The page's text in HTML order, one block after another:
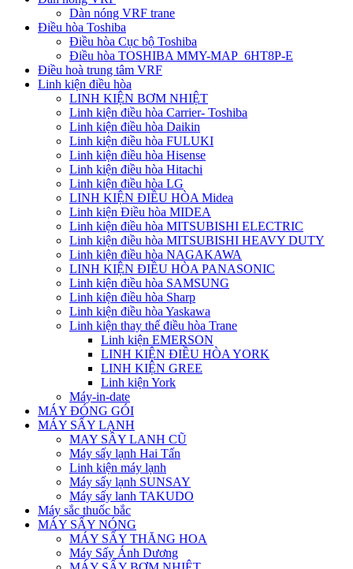
Dàn nóng VRF trane
Điều hòa Toshiba
Điều hòa Cục bộ Toshiba
Điều hòa TOSHIBA MMY-MAP_6HT8P-E
Điều hoà trung tâm VRF
Linh kiện điều hòa
LINH KIỆN BƠM NHIỆT
Linh kiện điều hòa Carrier- Toshiba
Linh kiện điều hòa Daikin
Linh kiện điều hòa FULUKI
Linh kiện điều hòa Hisense
Linh kiện điều hòa Hitachi
Linh kiện điều hòa LG
LINH KIỆN ĐIỀU HÒA Midea
Linh kiện Điều hòa MIDEA
Linh kiện điều hòa MITSUBISHI ELECTRIC
Linh kiện điều hòa MITSUBISHI HEAVY DUTY
Linh kiện điều hòa NAGAKAWA
LINH KIỆN ĐIỀU HÒA PANASONIC
Linh kiện điều hòa SAMSUNG
Linh kiện điều hòa Sharp
Linh kiện điều hòa Yaskawa
Linh kiện thay thế điều hòa Trane
Linh kiện EMERSON
LINH KIỆN ĐIỀU HÒA YORK
LINH KIỆN GREE
Linh kiện York
Máy-in-date
MÁY ĐÓNG GÓI
MÁY SẤY LẠNH
MAY SÂY LANH CŨ
Máy sấy lạnh Hai Tấn
Linh kiện máy lạnh
Máy sấy lạnh SUNSAY
Máy sấy lanh TAKUDO
Máy sắc thuốc bắc
MÁY SẤY NÓNG
MÁY SẤY THĂNG HOA
Máy Sấy Ánh Dương